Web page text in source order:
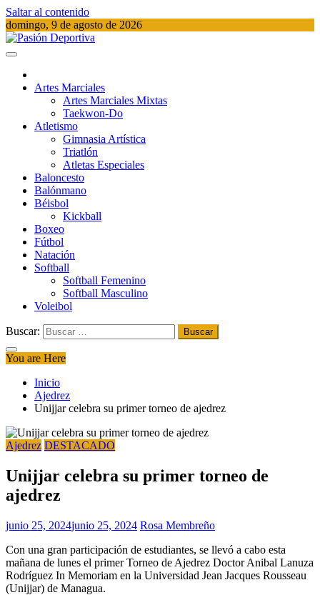
Saltar al contenido
domingo, 9 de agosto de 2026
Artes Marciales
Artes Marciales Mixtas
Taekwon-Do
Atletismo
Gimnasia Artística
Triatlón​
Atletas Especiales
Baloncesto
Balónmano
Béisbol
Kickball​
Boxeo
Fútbol
Natación​
Softball​
Softball​ Femenino
Softball​ Masculino
Voleibol​
Buscar:
You are Here
Inicio
Ajedrez
Unijjar celebra su primer torneo de ajedrez
Ajedrez DESTACADO
Unijjar celebra su primer torneo de
ajedrez
junio 25, 2024junio 25, 2024 Rosa Membreño
Con una gran participación de estudiantes, se llevó a cabo esta
mañana de lunes el primer Torneo de Ajedrez Doctor Anibal Lanuza
Rodríguez In Memoriam en la Universidad Jean Jacques Rousseau
(Unijjar) de Managua.